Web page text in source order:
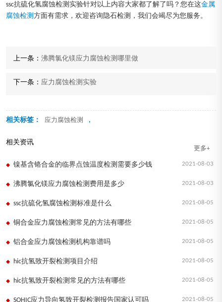
ssc抗硫化氢腐蚀检测实验针对以上内容大家都了解了吗？您在这金属
腐蚀检测 方面有需求，欢迎咨询隐石检测，我们会竭尽为您服务。
上一条： 沸腾氯化镁应力腐蚀检测哪里做
下一条： 应力腐蚀检测实验
相关标签： 应力腐蚀检测 ,
相关资讯
更多+
2021-08-03
镍基含铬合金的临界点蚀温度检测需要多少钱
2021-08-03
沸腾氯化镁应力腐蚀检测费用是多少
2021-08-05
ssc抗硫化氢腐蚀检测标准是什么
2021-08-05
铜合金应力腐蚀检测常见的方法有哪些
2021-08-05
铝合金应力腐蚀检测机构靠谱吗
2021-08-05
hic抗氢致开裂检测项目介绍
2021-08-05
hic抗氢致开裂检测常见的方法有哪些
2021-08-05
SOHIC应力导向氢致开裂检测报告国家认可吗